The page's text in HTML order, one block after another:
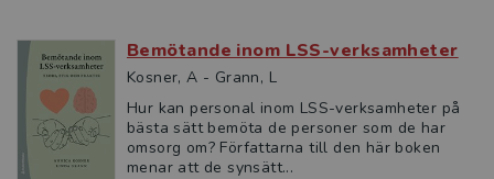
Bemötande inom LSS-verksamheter
Kosner, A - Grann, L
Hur kan personal inom LSS-verksamheter på
bästa sätt bemöta de personer som de har
omsorg om? Författarna till den här boken
menar att de synsätt...